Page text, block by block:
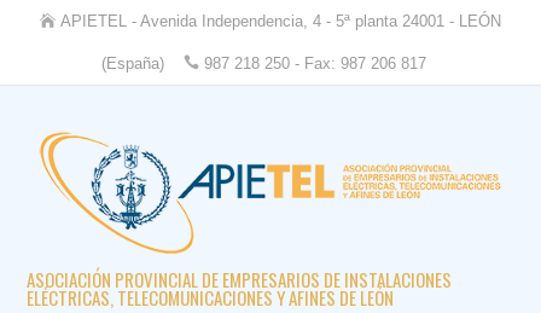
APIETEL - Avenida Independencia, 4 - 5ª planta 24001 - LEÓN
(España) 987 218 250 - Fax: 987 206 817
ASOCIACIÓN PROVINCIAL DE EMPRESARIOS DE INSTALACIONES
ELÉCTRICAS, TELECOMUNICACIONES Y AFINES DE LEÓN